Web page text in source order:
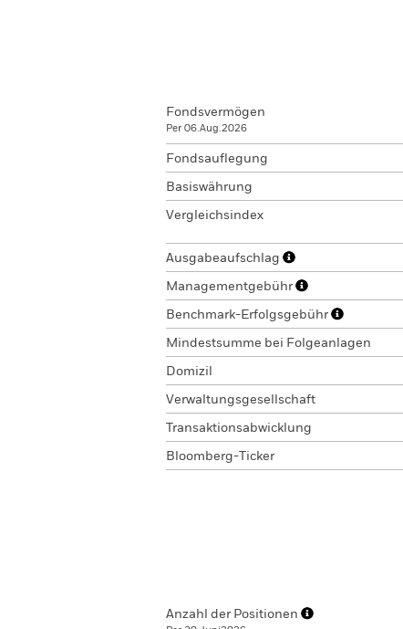
Fondsvermögen
Per 06.Aug.2026
Fondsauflegung
Basiswährung
Vergleichsindex
Ausgabeaufschlag
Managementgebühr
Benchmark-Erfolgsgebühr
Mindestsumme bei Folgeanlagen
Domizil
Verwaltungsgesellschaft
Transaktionsabwicklung
Bloomberg-Ticker
Anzahl der Positionen